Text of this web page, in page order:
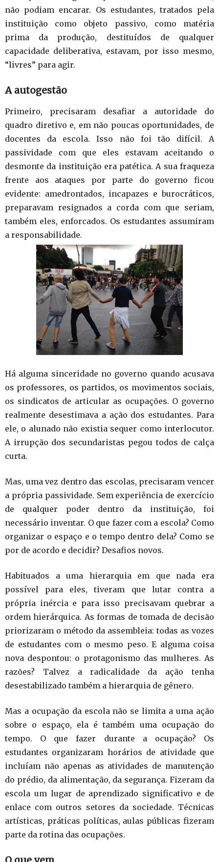
não podiam encarar. Os estudantes, tratados pela
instituição como objeto passivo, como matéria
prima da produção, destituídos de qualquer
capacidade deliberativa, estavam, por isso mesmo,
“livres” para agir.
A autogestão
Primeiro, precisaram desafiar a autoridade do
quadro diretivo e, em não poucas oportunidades, de
docentes da escola. Isso não foi tão difícil. A
passividade com que eles estavam aceitando o
desmonte da instituição era patética. A sua fraqueza
frente aos ataques por parte do governo ficou
evidente: amedrontados, incapazes e burocráticos,
preparavam resignados a corda com que seriam,
também eles, enforcados. Os estudantes assumiram
a responsabilidade.
Há alguma sinceridade no governo quando acusava
os professores, os partidos, os movimentos sociais,
os sindicatos de articular as ocupações. O governo
realmente desestimava a ação dos estudantes. Para
ele, o alunado não existia sequer como interlocutor.
A irrupção dos secundaristas pegou todos de calça
curta.
Mas, uma vez dentro das escolas, precisaram vencer
a própria passividade. Sem experiência de exercício
de qualquer poder dentro da instituição, foi
necessário inventar. O que fazer com a escola? Como
organizar o espaço e o tempo dentro dela? Como se
por de acordo e decidir? Desafios novos.
Habituados a uma hierarquia em que nada era
possível para eles, tiveram que lutar contra a
própria inércia e para isso precisavam quebrar a
ordem hierárquica. As formas de tomada de decisão
priorizaram o método da assembleia: todas as vozes
de estudantes com o mesmo peso. E alguma coisa
nova despontou: o protagonismo das mulheres. As
razões? Talvez a radicalidade da ação tenha
desestabilizado também a hierarquia de gênero.
Mas a ocupação da escola não se limita a uma ação
sobre o espaço, ela é também uma ocupação do
tempo. O que fazer durante a ocupação? Os
estudantes organizaram horários de atividade que
incluíam não apenas as atividades de manutenção
do prédio, da alimentação, da segurança. Fizeram da
escola um lugar de aprendizado significativo e de
enlace com outros setores da sociedade. Técnicas
artísticas, práticas políticas, aulas públicas fizeram
parte da rotina das ocupações.